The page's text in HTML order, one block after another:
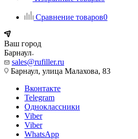
Сравнение товаров0
Ваш город
Барнаул
sales@rufiller.ru
Барнаул, улица Малахова, 83
Вконтакте
Telegram
Одноклассники
Viber
Viber
WhatsApp